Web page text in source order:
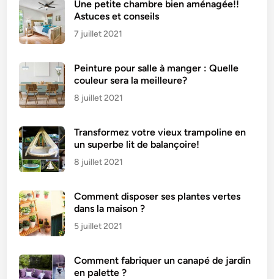
Une petite chambre bien aménagée!!
Astuces et conseils
7 juillet 2021
Peinture pour salle à manger : Quelle
couleur sera la meilleure?
8 juillet 2021
Transformez votre vieux trampoline en
un superbe lit de balançoire!
8 juillet 2021
Comment disposer ses plantes vertes
dans la maison ?
5 juillet 2021
Comment fabriquer un canapé de jardin
en palette ?